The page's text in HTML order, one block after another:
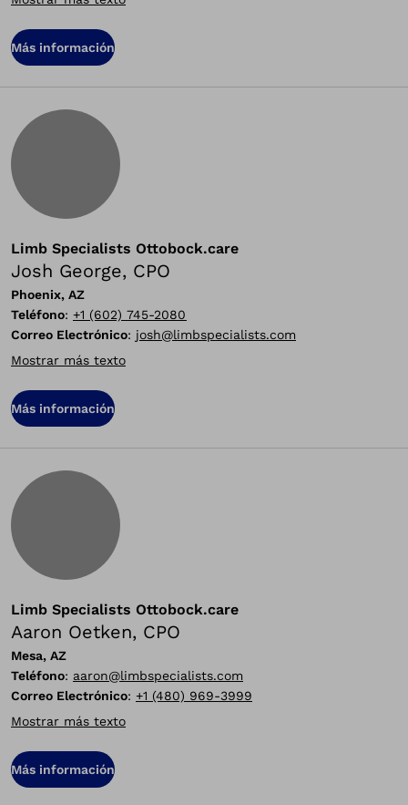
Más información
Limb Specialists Ottobock.care
Josh George, CPO
Phoenix, AZ
Teléfono: +1 (602) 745-2080
Correo Electrónico: josh@limbspecialists.com
Mostrar más texto
Más información
Limb Specialists Ottobock.care
Aaron Oetken, CPO
Mesa, AZ
Teléfono: aaron@limbspecialists.com
Correo Electrónico: +1 (480) 969-3999
Mostrar más texto
Más información